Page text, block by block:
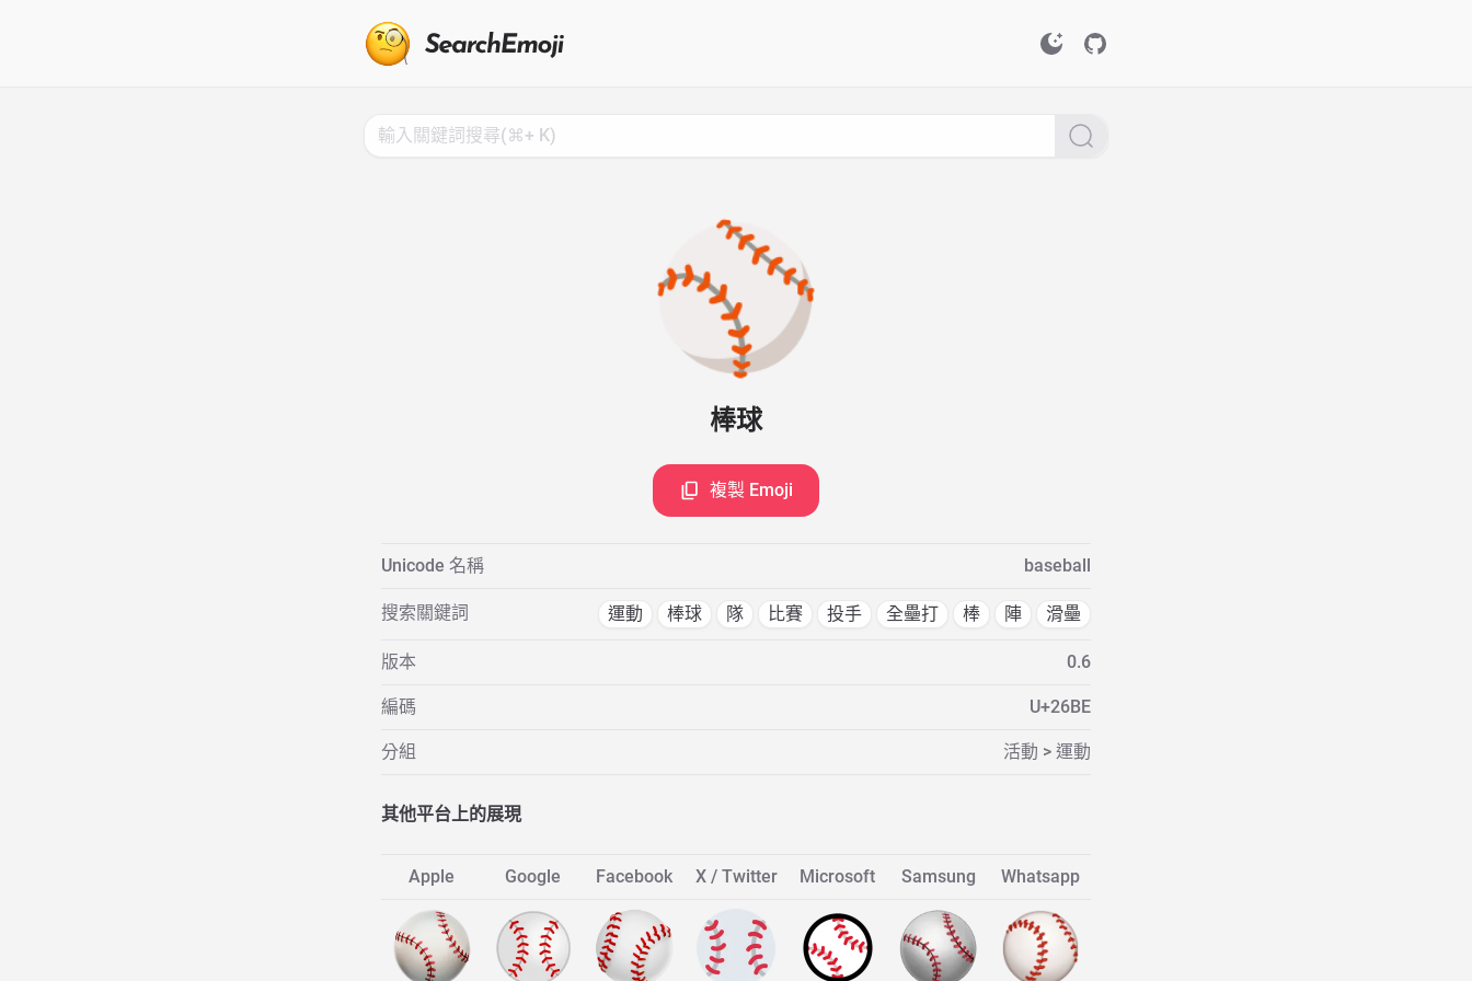
⚾
棒球
複製 Emoji
Unicode 名稱 baseball
搜索關鍵詞 運動 棒球 隊 比賽 投手 全壘打 棒 陣 滑壘
版本 0.6
編碼 U+26BE
分組 活動 > 運動
其他平台上的展現
Apple Google Facebook X / Twitter Microsoft Samsung Whatsapp